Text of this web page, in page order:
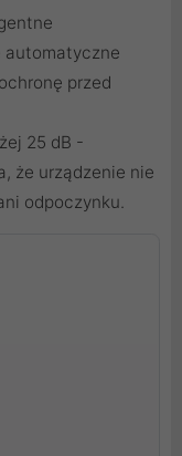
automatyczne
przed
25 dB -
że urządzenie nie
odpoczynku.